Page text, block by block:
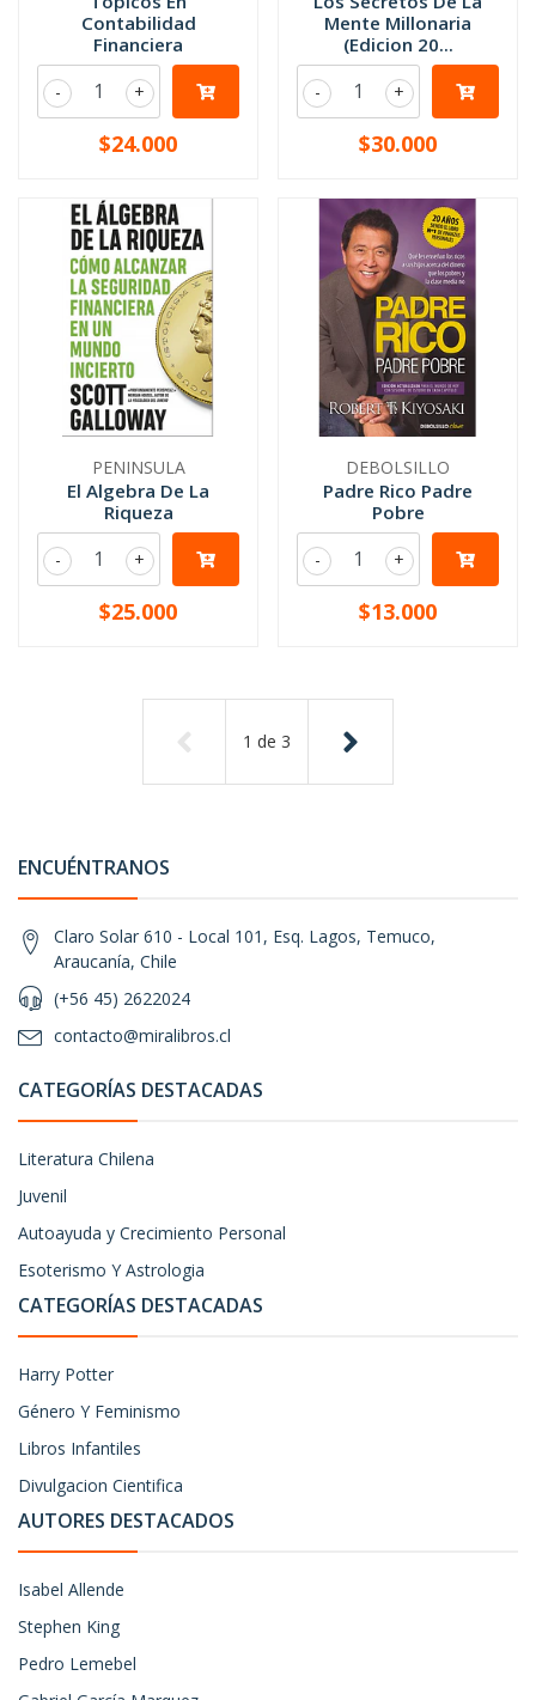
Contabilidad
Financiera
+
-
$24.000
Mente Millonaria
(Edicion 20...
+
-
$30.000
PENINSULA
El Algebra De La
Riqueza
+
-
$25.000
DEBOLSILLO
Padre Rico Padre
Pobre
+
-
$13.000
1 de 3
ENCUÉNTRANOS
Claro Solar 610 - Local 101, Esq. Lagos, Temuco,
Araucanía, Chile
(+56 45) 2622024
contacto@miralibros.cl
CATEGORÍAS DESTACADAS
Literatura Chilena
Juvenil
Autoayuda y Crecimiento Personal
Esoterismo Y Astrologia
CATEGORÍAS DESTACADAS
Harry Potter
Género Y Feminismo
Libros Infantiles
Divulgacion Cientifica
AUTORES DESTACADOS
Isabel Allende
Stephen King
Pedro Lemebel